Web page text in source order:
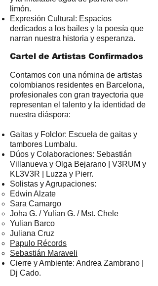
limón.
Expresión Cultural: Espacios
dedicados a los bailes y la poesía que
narran nuestra historia y esperanza.
Cartel de Artistas Confirmados
Contamos con una nómina de artistas
colombianos residentes en Barcelona,
profesionales con gran trayectoria que
representan el talento y la identidad de
nuestra diáspora:
Gaitas y Folclor: Escuela de gaitas y
tambores Lumbalu.
Dúos y Colaboraciones: Sebastián
Villanueva y Olga Bejarano | V3RUM y
KL3V3R | Luzza y Pierr.
Solistas y Agrupaciones:
Edwin Alzate
Sara Camargo
Joha G. / Yulian G. / Mst. Chele
Yulian Barco
Juliana Cruz
Papulo Récords
Sebastián Maraveli
Cierre y Ambiente: Andrea Zambrano |
Dj Cado.